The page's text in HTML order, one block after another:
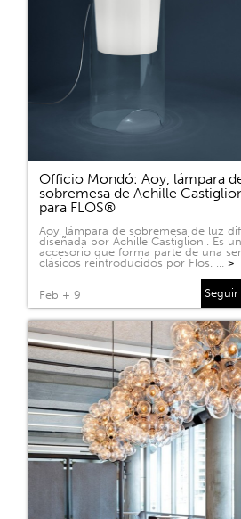
Officio Mondó: Aoy, lámpara
sobremesa de Achille
para FLOS®
Aoy, lámpara de sobremesa de luz
diseñada por Achille Castiglioni. Es un
accesorio que forma parte de una
clásicos reintroducidos por Flos. … >
Feb + 9